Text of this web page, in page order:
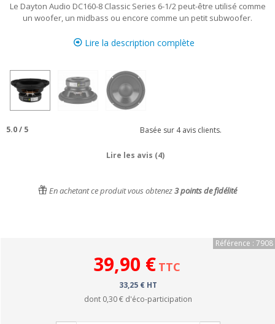
Le Dayton Audio DC160-8 Classic Series 6-1/2 peut-être utilisé comme
un woofer, un midbass ou encore comme un petit subwoofer.
Lire la description complète
5.0/ 5 Basée sur 4avis clients.
Lire les avis (4)
En achetant ce produit vous obtenez3points de fidélité
Référence : 7908
39,90 € TTC
33,25 € HT
dont 0,30 € d'éco-participation